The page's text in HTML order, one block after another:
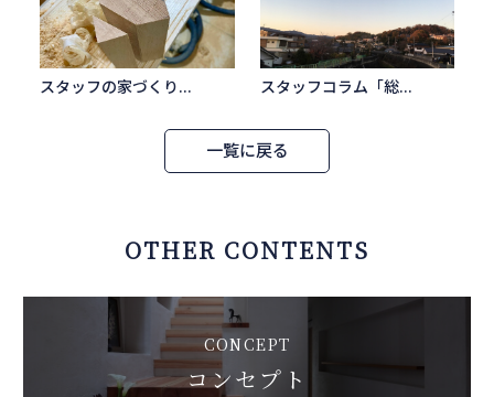
スタッフの家づくり... スタッフコラム「総...
一覧に戻る
OTHER CONTENTS
CONCEPT
コンセプト